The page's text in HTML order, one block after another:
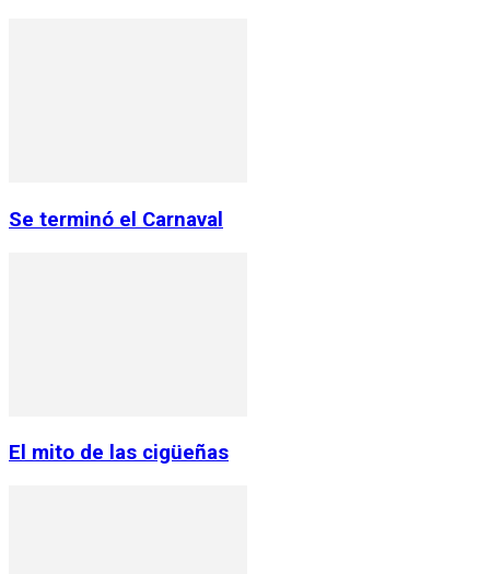
Se terminó el Carnaval
El mito de las cigüeñas